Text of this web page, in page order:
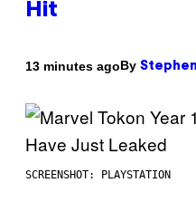
Hit
13 minutes agoBy
SCREENSHOT: PLAYSTATION